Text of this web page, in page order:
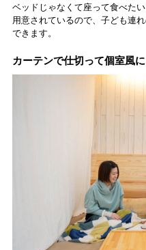
ベッドじゃなくて座って食べた
用意されているので、子ども連
できます。
カーテンで仕切って個室風